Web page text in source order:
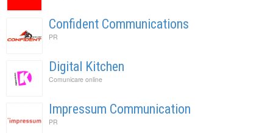
Confident Communications
PR
Digital Kitchen
Comunicare online
Impressum Communication
PR